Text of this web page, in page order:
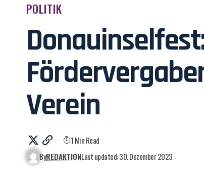
POLITIK
Verein
ByREDAKTIONLast updated: 30. Dezember 2023
1 Min Read